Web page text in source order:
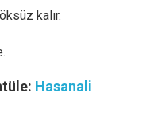
kalır.
Hasanali